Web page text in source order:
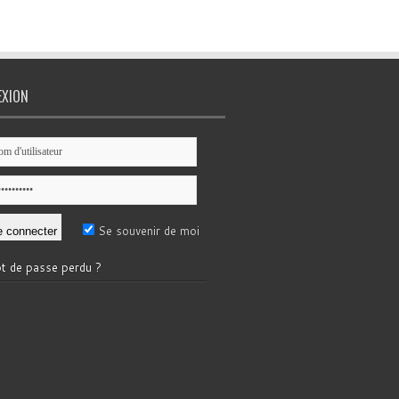
Se souvenir de moi
de passe perdu ?